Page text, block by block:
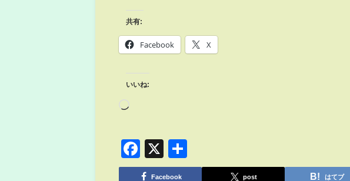
共有:
Facebook X
いいね:
Facebook
X
有
Facebook post はてブ